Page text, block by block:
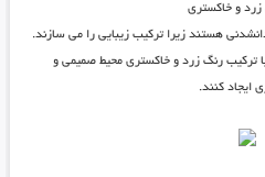
و خاکستری
هستند زیرا ترکیب زیبایی را می سازند.
ترکیب رنگ زرد و خاکستری محیط صمیمی و
ایجاد کنند.